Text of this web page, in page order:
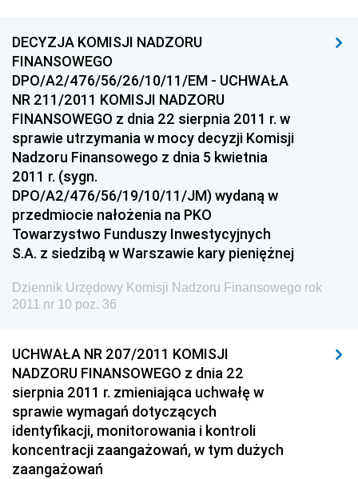
Dziennik Urzędowy Głównego Inspektoratu Transportu
Dziennik Urzędowy Narodowego Banku Polskiego
Dziennik Urzędowy Komendy Głównej Policji
Dziennik Urzędowy Ministra Pracy i Polityki
Społecznej
Dziennik Urzędowy Ministra Transportu, Budownictwa
i Gospodarki Morskiej
Dziennik Urzędowy Ministra Rozwoju i Technologii
Dziennik Urzędowy Centralnego Biura
Dziennik Urzędowy Agencji Bezpieczeństwa
Wewnętrznego
Dziennik Urzędowy Urzędu Patentowego
Rzeczypospolitej Polskiej
Dziennik Urzędowy Generalnej Dyrekcji Dróg
Krajowych i Autostrad
DECYZJA KOMISJI NADZORU
FINANSOWEGO
DPO/A2/476/56/26/10/11/EM - UCHWAŁA
NR 211/2011 KOMISJI NADZORU
FINANSOWEGO z dnia 22 sierpnia 2011 r. w
sprawie utrzymania w mocy decyzji Komisji
Nadzoru Finansowego z dnia 5 kwietnia
2011 r. (sygn.
DPO/A2/476/56/19/10/11/JM) wydaną w
przedmiocie nałożenia na PKO
Towarzystwo Funduszy Inwestycyjnych
S.A. z siedzibą w Warszawie kary pieniężnej
Dziennik Urzędowy Komisji Nadzoru Finansowego rok
2011 nr 10 poz. 36
UCHWAŁA NR 207/2011 KOMISJI
NADZORU FINANSOWEGO z dnia 22
sierpnia 2011 r. zmieniająca uchwałę w
sprawie wymagań dotyczących
identyfikacji, monitorowania i kontroli
koncentracji zaangażowań, w tym dużych
zaangażowań